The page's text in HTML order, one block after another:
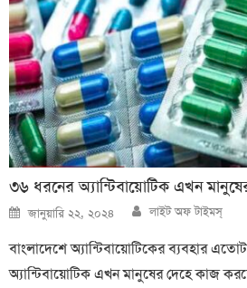
৩৬ ধরনের অ্যান্টিবায়োটিক এখন
Posted
on
জানুয়ারি ২২, ২০২৪ Author
লাইট অফ টাইমস্
বাংলাদেশে অ্যান্টিবায়োটিকের ব্যবহার
অ্যান্টিবায়োটিক এখন মানুষের দেহে কাজ